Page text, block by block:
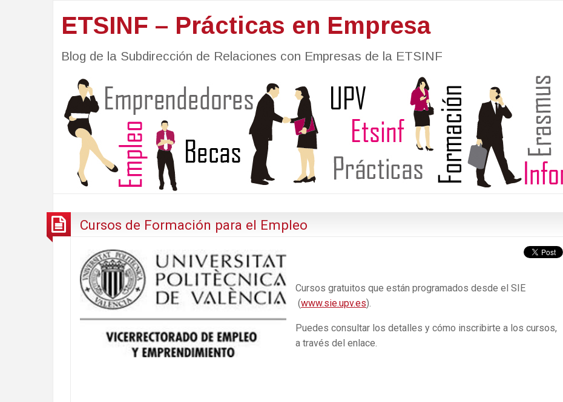
ETSINF – Prácticas en Empresa
Blog de la Subdirección de Relaciones con Empresas de la ETSINF
Cursos de Formación para el Empleo
Cursos gratuitos que están programados desde el SIE
(www.sie.upv.es).
Puedes consultar los detalles y cómo inscribirte a los cursos,
a través del enlace.